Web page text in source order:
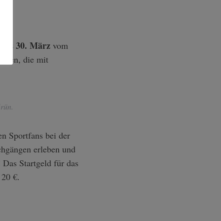
bis 30. März vom
die mit
Sportfans bei der
erleben und
Startgeld für das
€.